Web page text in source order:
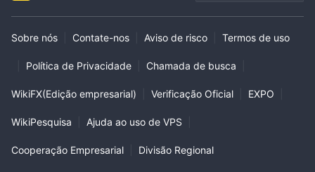
Sobre nós Contate-nos Aviso de risco Termos de uso
Política de Privacidade Chamada de busca
WikiFX(Edição empresarial) Verificação Oficial EXPO
WikiPesquisa Ajuda ao uso de VPS
Cooperação Empresarial Divisão Regional